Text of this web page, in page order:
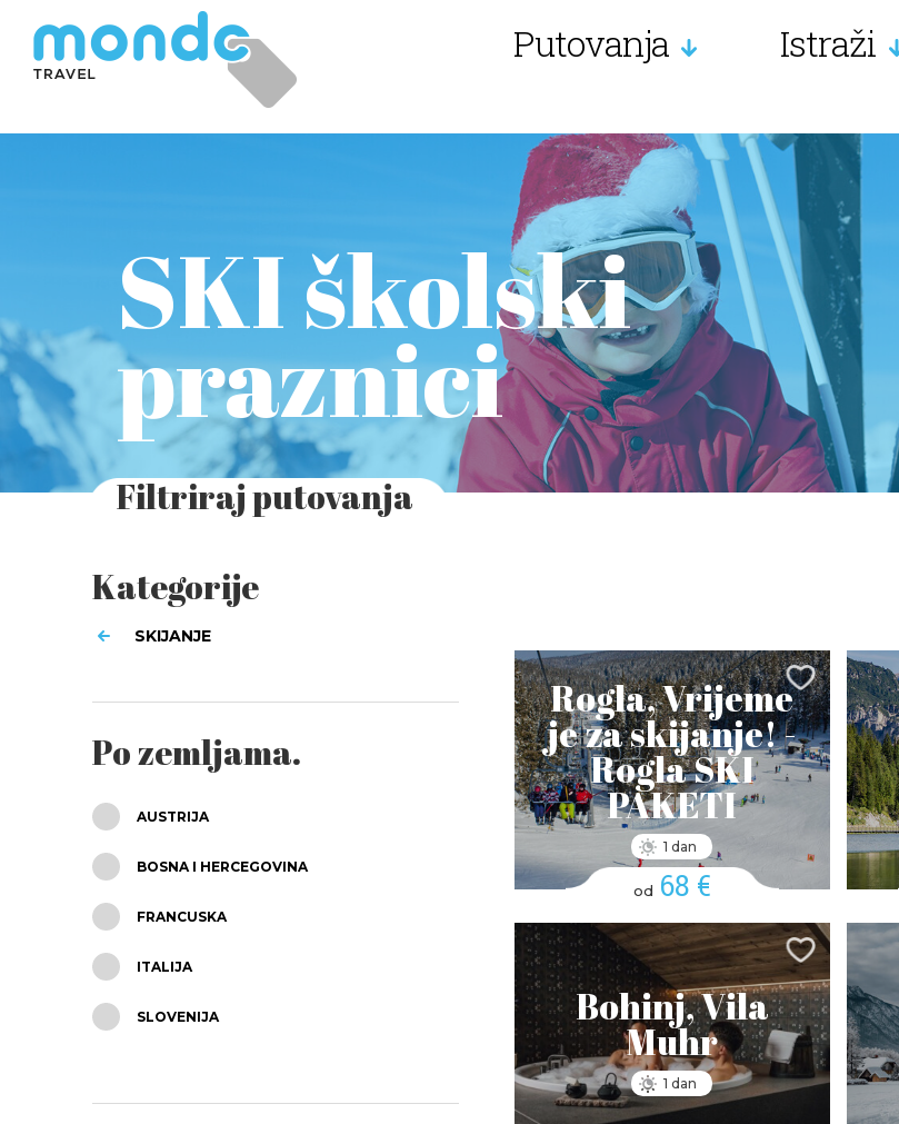
Putovanja Istraži
SKI školski
praznici
Filtriraj putovanja
Rogla, Vrijeme
je za skijanje! -
Rogla SKI
PAKETI
1 dan
od 68 €
Bohinj, Vila
Muhr
1 dan
Kategorije
SKIJANJE
Po zemljama.
AUSTRIJA
BOSNA I HERCEGOVINA
FRANCUSKA
ITALIJA
SLOVENIJA